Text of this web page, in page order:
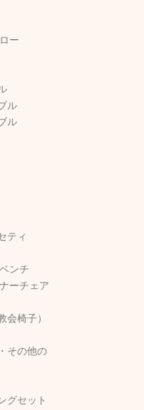
ー
ル
ル
ティ
ベンチ
ーチェア
会椅子）
その他の
グセット